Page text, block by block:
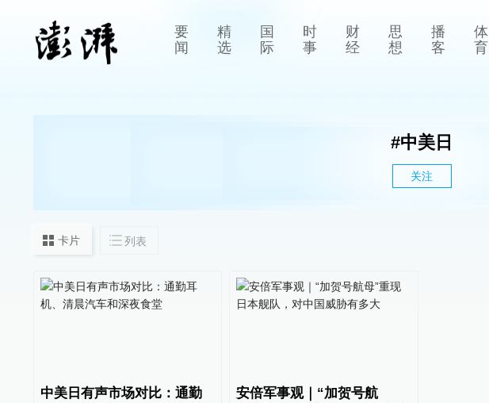
要
闻
精
选
国
际
时
事
财
经
思
想
播
客
体
育
#中美日
关注
卡片 列表
中美日有声市场对比：通勤
安倍军事观｜“加贺号航